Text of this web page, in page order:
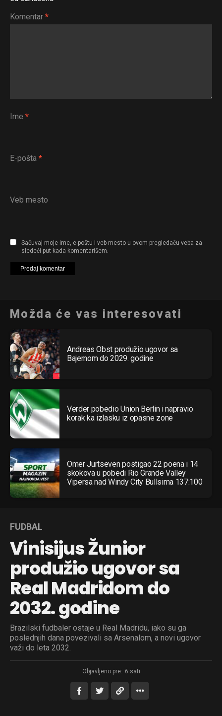
Komentar *
Ime *
E-pošta *
Veb mesto
Sačuvaj moje ime, e-poštu i veb mesto u ovom pregledaču veba za
sledeći put kada komentarišem.
Možda će vas interesovati
Andreas Obst produžio ugovor sa
Bajernom do 2029. godine
Verder pobedio Union Berlin i napravio
korak ka izlasku iz opasne zone
Omer Jurtseven postigao 22 poena i 14
skokova u pobedi Rio Grande Valley
Vipersa nad Windy City Bullsima 137:100
FUDBAL
Vinisijus Žunior
produžio ugovor sa
Real Madridom do
2032. godine
Brazilski fudbaler ostaje u Real Madridu, iako su ga
poslednjih dana povezivali sa Arsenalom, a novi ugovor
važi do leta 2032.
Objavljeno pre: 6 sati